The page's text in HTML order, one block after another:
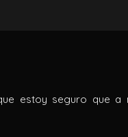
estoy seguro que a